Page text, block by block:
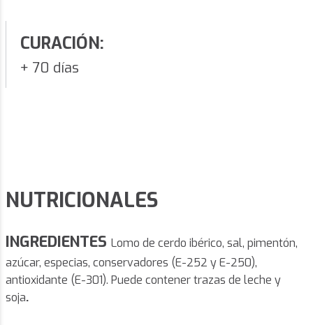
CURACIÓN:
+ 70 días
NUTRICIONALES
INGREDIENTES Lomo de cerdo ibérico, sal, pimentón,
azúcar, especias, conservadores (E-252 y E-250),
antioxidante (E-301). Puede contener trazas de leche y
soja.